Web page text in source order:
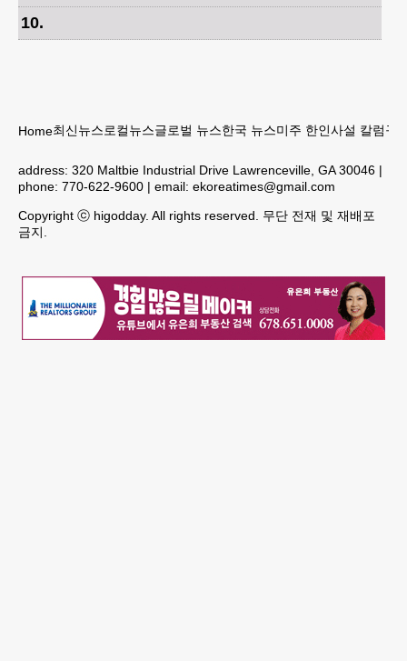
10.
Home최신뉴스로컬뉴스글로벌 뉴스한국 뉴스미주 한인사설 칼럼구
address: 320 Maltbie Industrial Drive Lawrenceville, GA 30046 |
phone: 770-622-9600 | email: ekoreatimes@gmail.com
Copyright ⓒ higodday. All rights reserved. 무단 전재 및 재배포
금지.